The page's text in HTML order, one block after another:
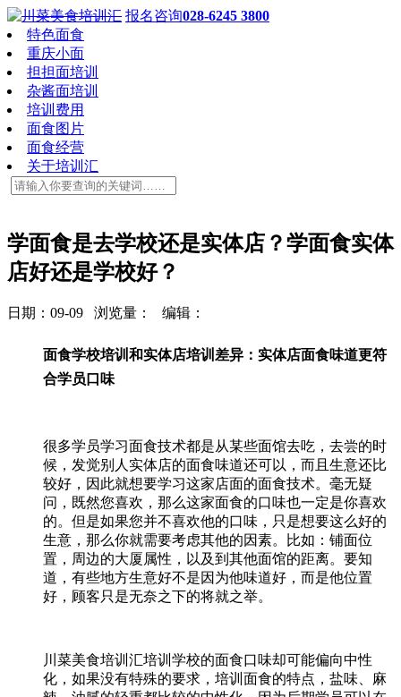
报名咨询028-6245 3800
特色面食
重庆小面
担担面培训
杂酱面培训
培训费用
面食图片
面食经营
关于培训汇
学面食是去学校还是实体店？学面食实体
店好还是学校好？
日期：09-09 浏览量： 编辑：
面食学校培训和实体店培训差异：实体店面食味道更符
合学员口味
很多学员学习面食技术都是从某些面馆去吃，去尝的时
候，发觉别人实体店的面食味道还可以，而且生意还比
较好，因此就想要学习这家店面的面食技术。毫无疑
问，既然您喜欢，那么这家面食的口味也一定是你喜欢
的。但是如果您并不喜欢他的口味，只是想要这么好的
生意，那么你就需要考虑其他的因素。比如：铺面位
置，周边的大厦属性，以及到其他面馆的距离。要知
道，有些地方生意好不是因为他味道好，而是他位置
好，顾客只是无奈之下的将就之举。
川菜美食培训汇培训学校的面食口味却可能偏向中性
化，如果没有特殊的要求，培训面食的特点，盐味、麻